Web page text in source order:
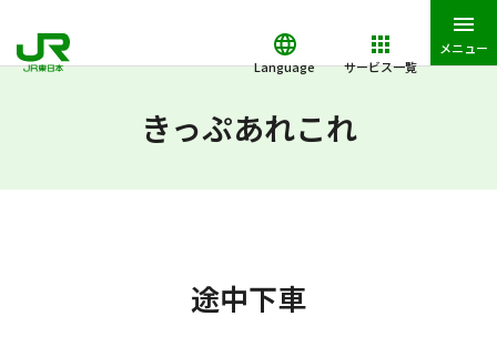
Language サービス一覧
メニュー
きっぷあれこれ
途中下車